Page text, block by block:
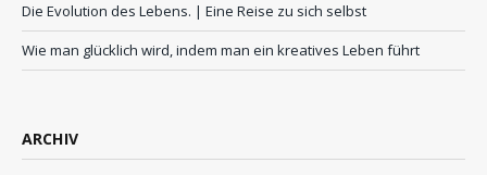
Die Evolution des Lebens. | Eine Reise zu sich selbst
Wie man glücklich wird, indem man ein kreatives Leben führt
ARCHIV